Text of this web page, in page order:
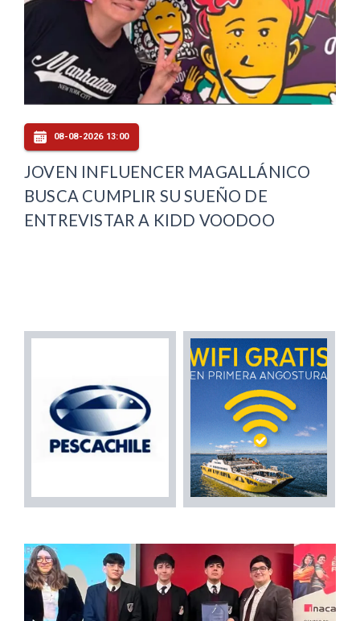
08-08-2026 13:00
JOVEN INFLUENCER MAGALLÁNICO
BUSCA CUMPLIR SU SUEÑO DE
ENTREVISTAR A KIDD VOODOO